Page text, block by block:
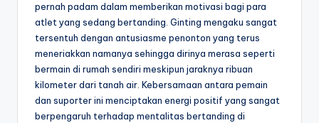
pernah padam dalam memberikan motivasi bagi para
atlet yang sedang bertanding. Ginting mengaku sangat
tersentuh dengan antusiasme penonton yang terus
meneriakkan namanya sehingga dirinya merasa seperti
bermain di rumah sendiri meskipun jaraknya ribuan
kilometer dari tanah air. Kebersamaan antara pemain
dan suporter ini menciptakan energi positif yang sangat
berpengaruh terhadap mentalitas bertanding di